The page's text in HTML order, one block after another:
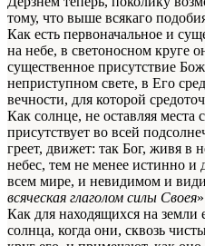
тому, что выше всякаго
Как есть первоначальное и
на небе, в светоносном круге
существенное присутствие
неприступном свете, в Его
вечности, для которой
Как солнце, не оставляя места
присутствует во всей
греет, движет: так Бог, живя в
небес, тем не менее истинно и
всем мире, и невидимом и
всяческая глаголом силы Своея
Как для находящихся на земли
солнца, когда они, сквозь